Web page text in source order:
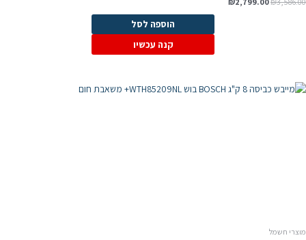
הוספה לסל
קנה עכשיו
מוצרי חשמל